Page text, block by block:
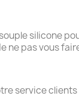
silicone
pas vous
service